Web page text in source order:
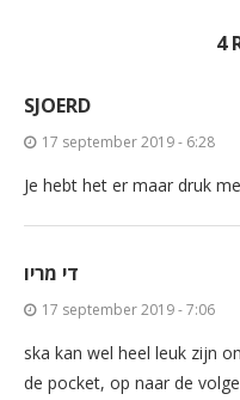
4
SJOERD
17 september 2019 - 6:28
Je hebt het er maar druk
די מריו
17 september 2019 - 7:06
ska kan wel heel leuk zijn
de pocket, op naar de